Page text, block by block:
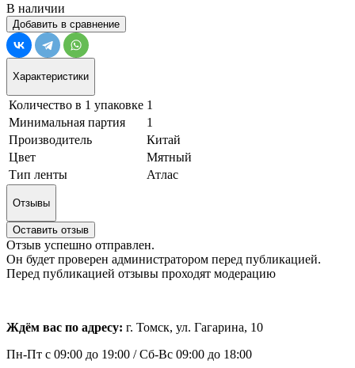
В наличии
Добавить в сравнение
Характеристики
Количество в 1 упаковке 1
Минимальная партия
1
Производитель
Китай
Цвет
Мятный
Тип ленты
Атлас
Отзывы
Оставить отзыв
Отзыв успешно отправлен.
Он будет проверен администратором перед публикацией.
Перед публикацией отзывы проходят модерацию
Ждём вас по адресу: г. Томск, ул. Гагарина, 10
Пн-Пт с 09:00 до 19:00 /Сб-Вс 09:00 до 18:00